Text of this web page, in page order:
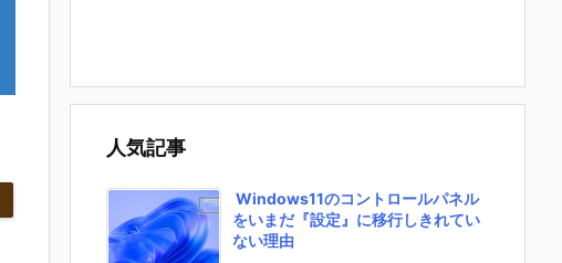
人気記事
Windows11のコントロールパネル
をいまだ『設定』に移行しきれてい
ない理由